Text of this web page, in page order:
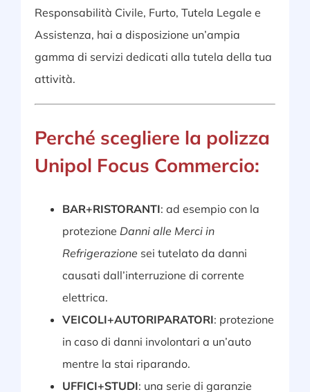
Responsabilità Civile, Furto, Tutela Legale e
Assistenza, hai a disposizione un’ampia
gamma di servizi dedicati alla tutela della tua
attività.
Perché scegliere la polizza
Unipol Focus Commercio:
BAR+RISTORANTI: ad esempio con la
protezione Danni alle Merci in
Refrigerazione sei tutelato da danni
causati dall’interruzione di corrente
elettrica.
VEICOLI+AUTORIPARATORI: protezione
in caso di danni involontari a un’auto
mentre la stai riparando.
UFFICI+STUDI: una serie di garanzie